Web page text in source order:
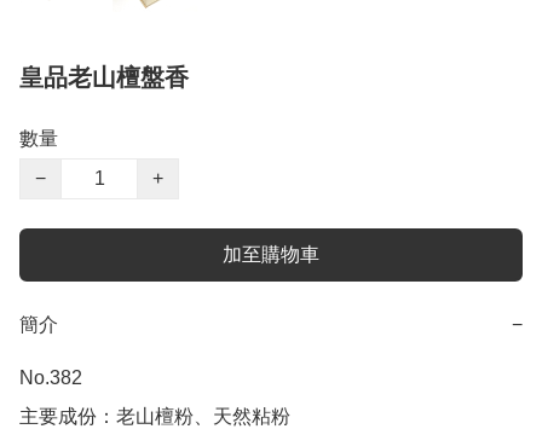
皇品老山檀盤香
數量
−
+
加至購物車
簡介 −
No.382
主要成份：老山檀粉、天然粘粉